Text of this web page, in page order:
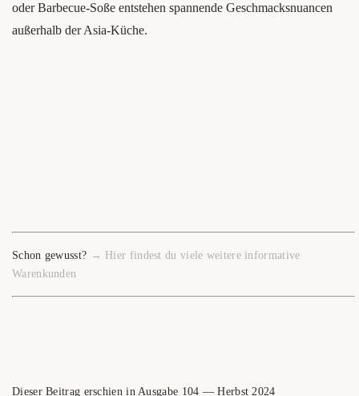
oder Bar­be­cue-Soße ent­ste­hen span­nen­de Geschmacks­nu­an­cen
außer­halb der Asia-Küche.
Schon gewusst? →
Hier fin­dest du vie­le wei­te­re infor­ma­ti­ve
Warenkunden
Die­ser Bei­trag erschien in Aus­ga­be 104 — Herbst 2024